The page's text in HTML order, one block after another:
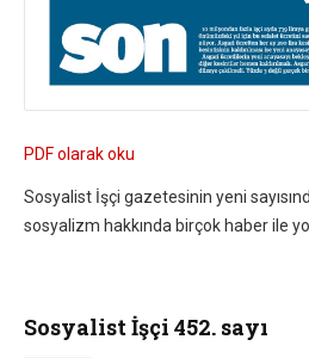
PDF olarak oku
Sosyalist İşçi gazetesinin yeni
sosyalizm hakkında birçok haber ile
Sosyalist İşçi 452. sayı